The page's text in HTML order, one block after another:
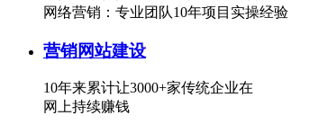
网络营销：专业团队10年项目实操经验
营销网站建设
10年来累计让3000+家传统企业在
网上持续赚钱